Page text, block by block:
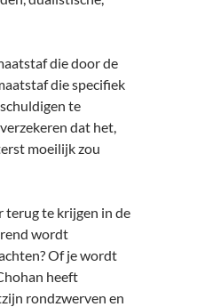
die door de
die specifiek
te
dat het,
moeilijk zou
terug te krijgen in de
wordt
Of je wordt
heeft
rondzwerven en